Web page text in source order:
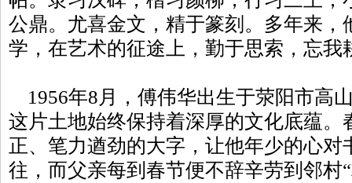
公鼎。尤喜金文，精于篆刻。多年来，
学，在艺术的征途上，勤于思索，忘我
1956年8月，傅伟华出生于荥阳市高
这片土地始终保持着深厚的文化底蕴。
正、笔力遒劲的大字，让他年少的心对
往，而父亲每到春节便不辞辛劳到邻村